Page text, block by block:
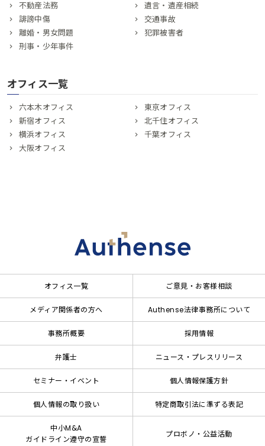
不動産法務
遺言・遺産相続
誹謗中傷
交通事故
離婚・男女問題
犯罪被害者
刑事・少年事件
オフィス一覧
六本木オフィス
東京オフィス
新宿オフィス
北千住オフィス
横浜オフィス
千葉オフィス
大阪オフィス
オフィス一覧 ご意見・お客様相談
メディア関係者の方へ Authense法律事務所について
事務所概要 採用情報
弁護士 ニュース・プレスリリース
セミナー・イベント 個人情報保護方針
個人情報の取り扱い 特定商取引法に準ずる表記
中小M&A
ガイドライン遵守の宣誓
プロボノ・公益活動